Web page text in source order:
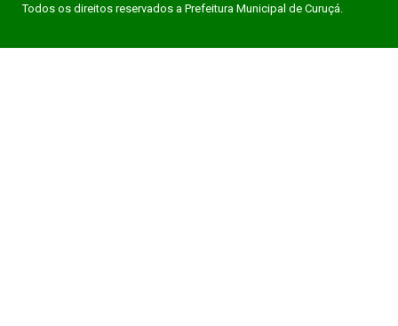
Todos os direitos reservados a Prefeitura Municipal de Curuçá.